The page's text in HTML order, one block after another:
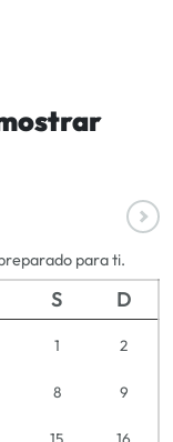
para ti.
S D
1 2
8 9